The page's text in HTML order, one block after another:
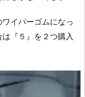
イパーゴムになっ
『５』を２つ購入